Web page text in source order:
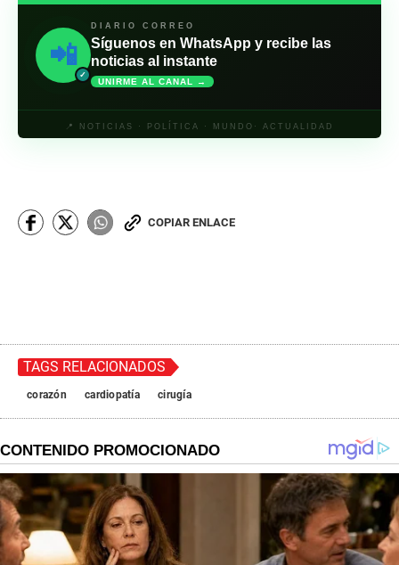
📲
✓
DIARIO CORREO
Síguenos en WhatsApp y recibe las
noticias al instante
UNIRME AL CANAL →
📍 NOTICIAS · POLÍTICA · MUNDO· ACTUALIDAD
COPIAR ENLACE
TAGS RELACIONADOS
corazón cardiopatía cirugía